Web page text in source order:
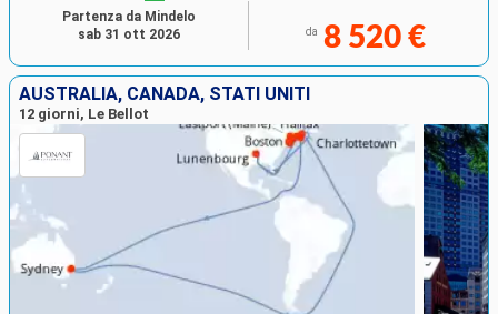
da 8 520 €
Partenza da Mindelo
sab 31 ott 2026
AUSTRALIA, CANADA, STATI UNITI
12 giorni, Le Bellot